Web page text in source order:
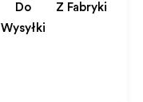
Do
Wysyłki
Z Fabryki